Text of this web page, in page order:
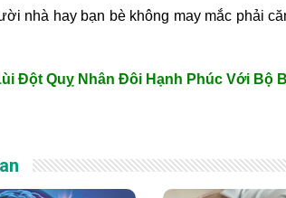
nhà hay bạn bè không may mắc phải
Đột Quỵ Nhân Đôi Hạnh Phúc Với Bộ